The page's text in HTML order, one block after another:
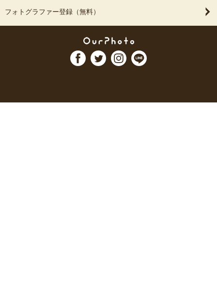
フォトグラファー登録（無料）